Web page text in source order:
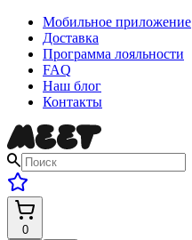
Мобильное приложение
Доставка
Программа лояльности
FAQ
Наш блог
Контакты
0